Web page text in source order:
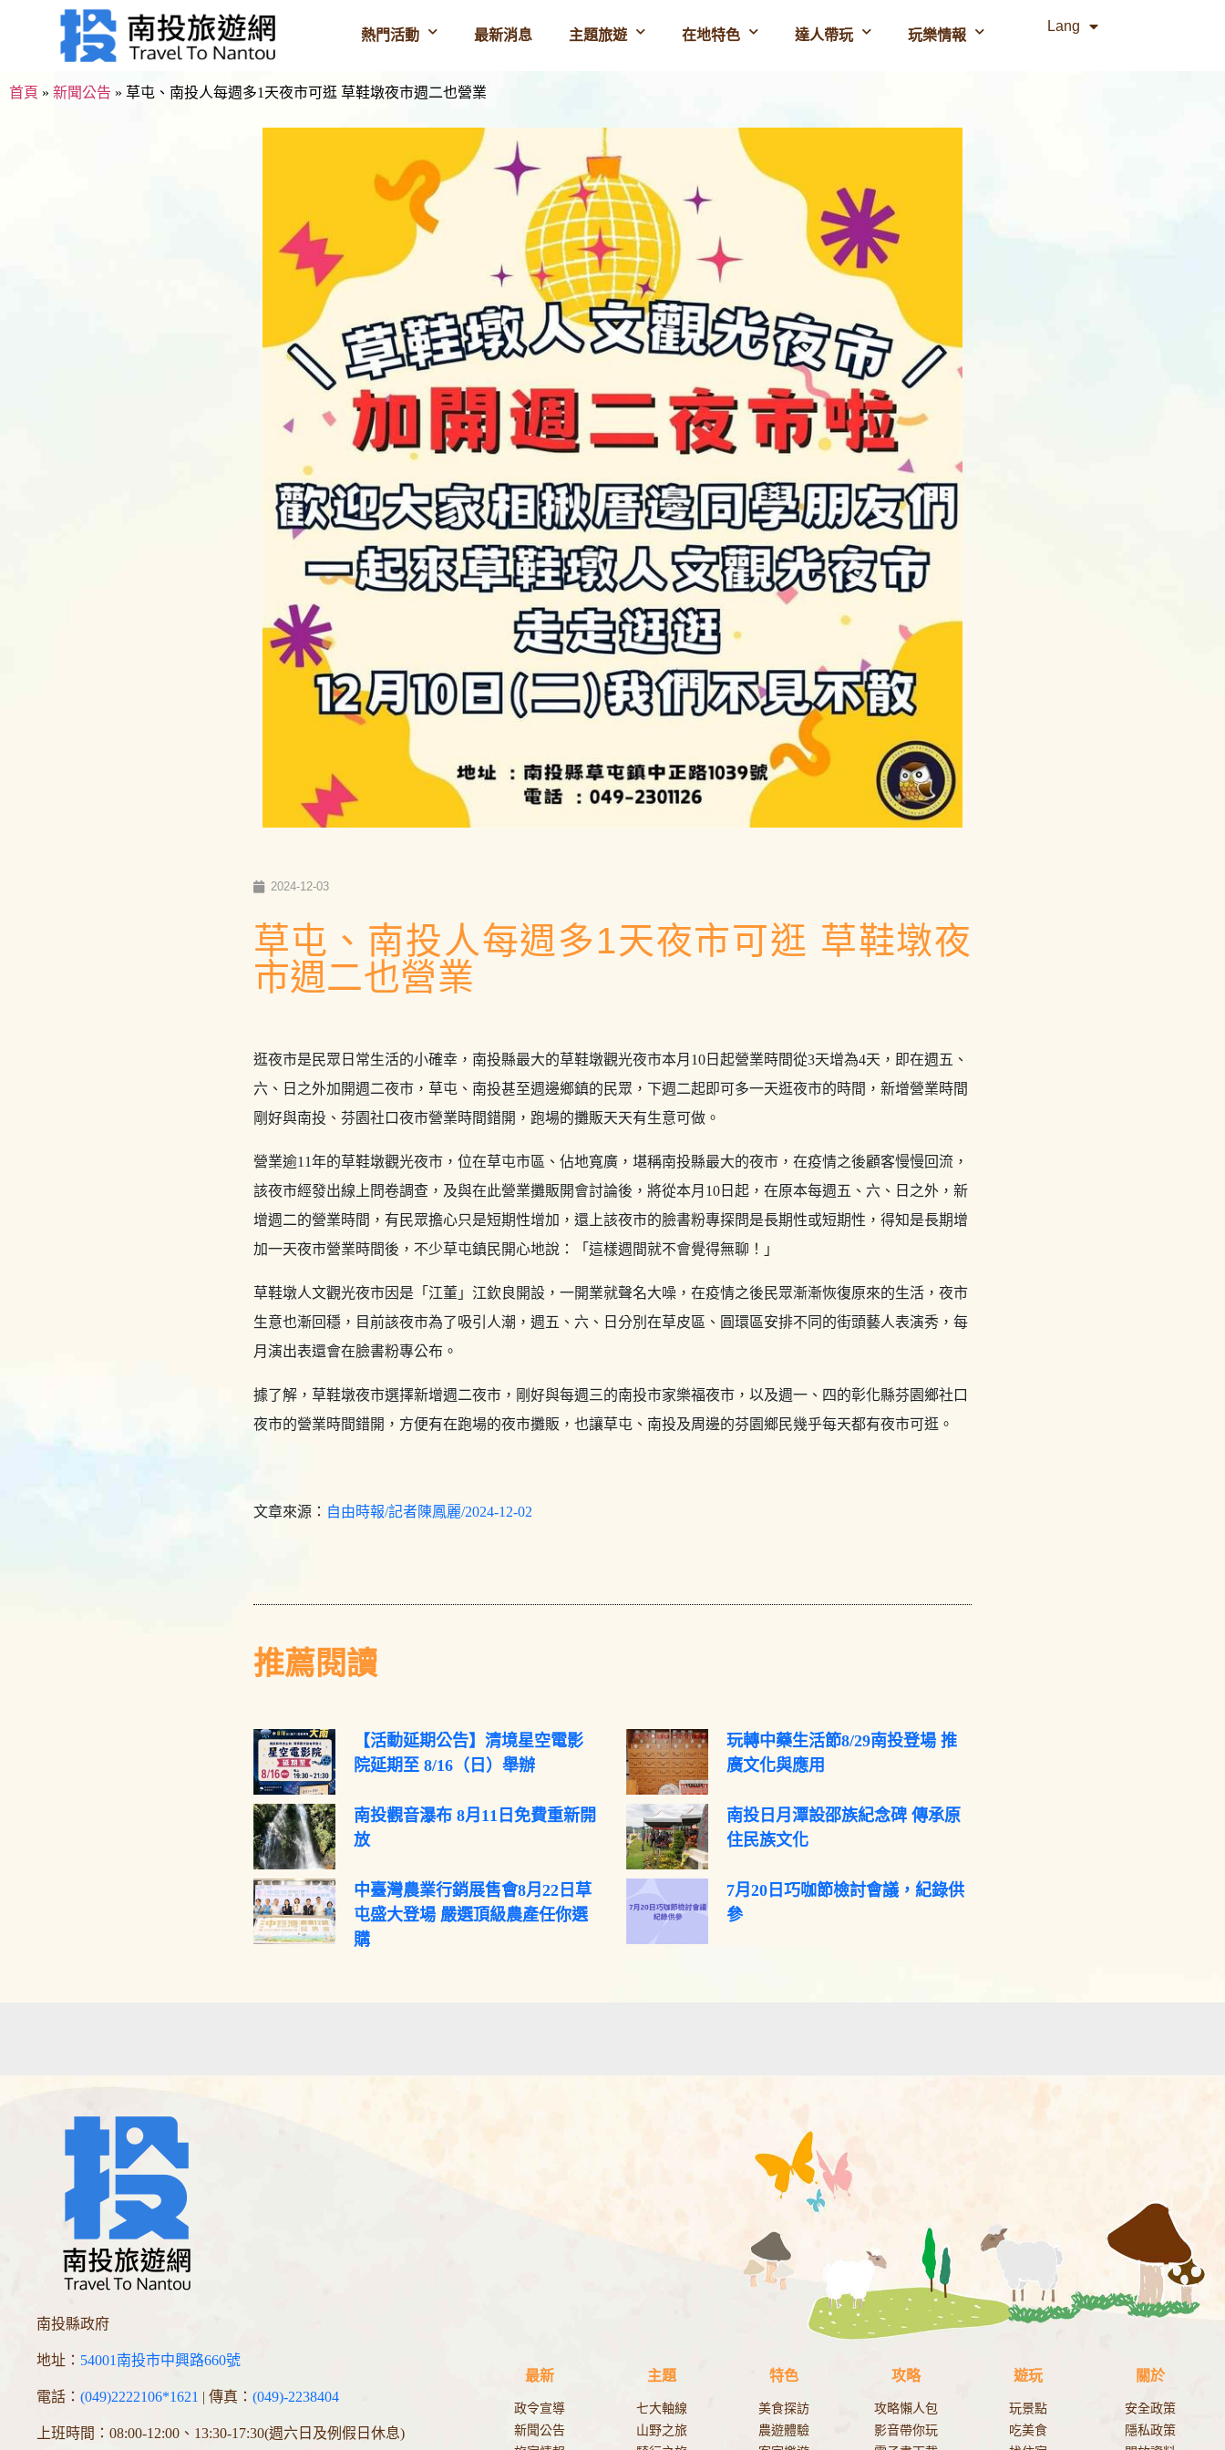
熱門活動 最新消息 主題旅遊 在地特色 達人帶玩 玩樂情報
Lang
首頁 » 新聞公告 » 草屯、南投人每週多1天夜市可逛 草鞋墩夜市週二也營業
2024-12-03
草屯、南投人每週多1天夜市可逛 草鞋墩夜
市週二也營業
逛夜市是民眾日常生活的小確幸，南投縣最大的草鞋墩觀光夜市本月10日起營業時間從3天增為4天，即在週五、
六、日之外加開週二夜市，草屯、南投甚至週邊鄉鎮的民眾，下週二起即可多一天逛夜市的時間，新增營業時間
剛好與南投、芬園社口夜市營業時間錯開，跑場的攤販天天有生意可做。
營業逾11年的草鞋墩觀光夜市，位在草屯市區、佔地寬廣，堪稱南投縣最大的夜市，在疫情之後顧客慢慢回流，
該夜市經發出線上問卷調查，及與在此營業攤販開會討論後，將從本月10日起，在原本每週五、六、日之外，新
增週二的營業時間，有民眾擔心只是短期性增加，還上該夜市的臉書粉專探問是長期性或短期性，得知是長期增
加一天夜市營業時間後，不少草屯鎮民開心地說：「這樣週間就不會覺得無聊！」
草鞋墩人文觀光夜市因是「江董」江欽良開設，一開業就聲名大噪，在疫情之後民眾漸漸恢復原來的生活，夜市
生意也漸回穩，目前該夜市為了吸引人潮，週五、六、日分別在草皮區、圓環區安排不同的街頭藝人表演秀，每
月演出表還會在臉書粉專公布。
據了解，草鞋墩夜市選擇新增週二夜市，剛好與每週三的南投市家樂福夜市，以及週一、四的彰化縣芬園鄉社口
夜市的營業時間錯開，方便有在跑場的夜市攤販，也讓草屯、南投及周邊的芬園鄉民幾乎每天都有夜市可逛。
文章來源： 自由時報/記者陳鳳麗/2024-12-02
推薦閱讀
【活動延期公告】清境星空電影
院延期至 8/16（日）舉辦
玩轉中藥生活節8/29南投登場 推
廣文化與應用
南投觀音瀑布 8月11日免費重新開
放
南投日月潭設邵族紀念碑 傳承原
住民族文化
中臺灣農業行銷展售會8月22日草
屯盛大登場 嚴選頂級農產任你選
購
7月20日巧咖節檢討會議，紀錄供
參
南投縣政府
地址： 54001南投市中興路660號
電話： (049)2222106*1621 | 傳真： (049)-2238404
上班時間：08:00-12:00、13:30-17:30(週六日及例假日休息)
最新
政令宣導
新聞公告
主題
七大軸線
山野之旅
特色
美食探訪
農遊體驗
攻略
攻略懶人包
影音帶你玩
遊玩
玩景點
吃美食
關於
安全政策
隱私政策